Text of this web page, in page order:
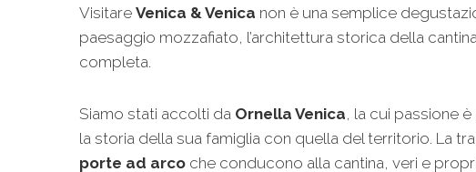
Visitare Venica & Venica non è una semplice
paesaggio mozzafiato, l’architettura storica della
completa.
Siamo stati accolti da Ornella Venica, la cui passione
la storia della sua famiglia con quella del territorio. La
porte ad arco che conducono alla cantina, veri e